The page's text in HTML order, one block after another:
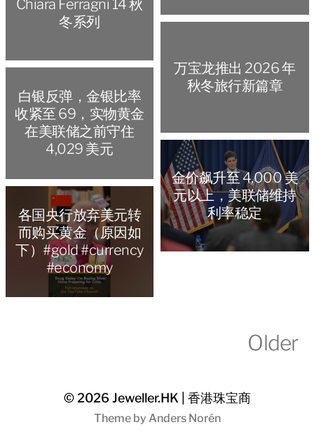
Chiara Ferragni 14 秋
冬系列
万宝龙推出 2026 年
秋冬旅行新篇章
白银反弹，金银比率
收紧至 69，实物黄金
在美联储之前守住
4,029 美元
金价飙升至 4,000 美
元以上，美联储维持
利率稳定
各国央行放弃美元转
而购买黄金（原因如
下）#gold #currency
#economy
Older
© 2026Jeweller.HK | 香港珠宝商
Theme by Anders Norén